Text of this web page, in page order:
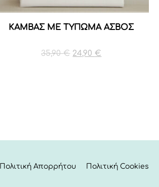
ΚΑΜΒΑΣ ΜΕ ΤΥΠΩΜΑ ΑΣΒΟΣ
35,90€ Original
24,90€
Πολιτική Απορρήτου Πολιτική Cookies